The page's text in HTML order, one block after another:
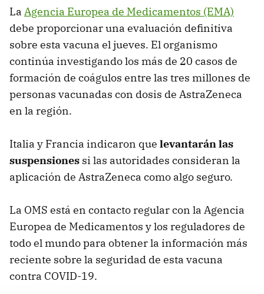
La Agencia Europea de Medicamentos (EMA)
debe proporcionar una evaluación definitiva
sobre esta vacuna el jueves. El organismo
continúa investigando los más de 20 casos de
formación de coágulos entre las tres millones de
personas vacunadas con dosis de AstraZeneca
en la región.
Italia y Francia indicaron que levantarán las
suspensiones si las autoridades consideran la
aplicación de AstraZeneca como algo seguro.
La OMS está en contacto regular con la Agencia
Europea de Medicamentos y los reguladores de
todo el mundo para obtener la información más
reciente sobre la seguridad de esta vacuna
contra COVID-19.